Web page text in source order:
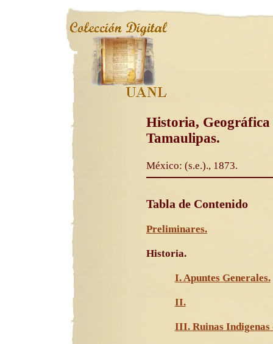
Historia, Geográfica
Tamaulipas.
México: (s.e.)., 1873.
Tabla de Contenido
Preliminares.
Historia.
I. Apuntes Generales.
II.
III. Ruinas Indigenas